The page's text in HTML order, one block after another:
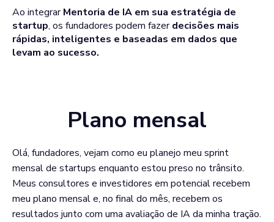
Ao integrarMentoria de IA em sua estratégia de
startup, os fundadores podem fazerdecisões mais
rápidas, inteligentes e baseadas em dados que
levam ao sucesso.
Plano mensal
Olá, fundadores, vejam como eu planejo meu sprint
mensal de startups enquanto estou preso no trânsito.
Meus consultores e investidores em potencial recebem
meu plano mensal e, no final do mês, recebem os
resultados junto com uma avaliação de IA da minha tração.